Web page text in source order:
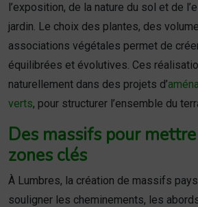
l’exposition, de la nature du sol et de
jardin. Le choix des plantes, des
associations végétales permet de
équilibrées et évolutives. Ces
naturellement dans des projets d’
verts, pour structurer l’ensemble du
Des massifs pour
zones clés
À Lumbres, la création de massifs
souligner les cheminements, les